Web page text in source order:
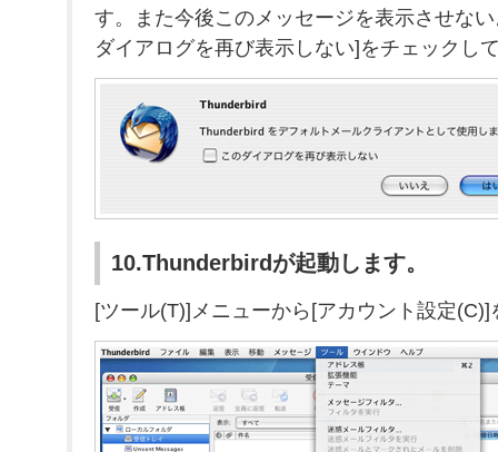
す。また今後このメッセージを表示させな
ダイアログを再び表示しない]をチェックし
10.Thunderbirdが起動します。
[ツール(T)]メニューから[アカウント設定